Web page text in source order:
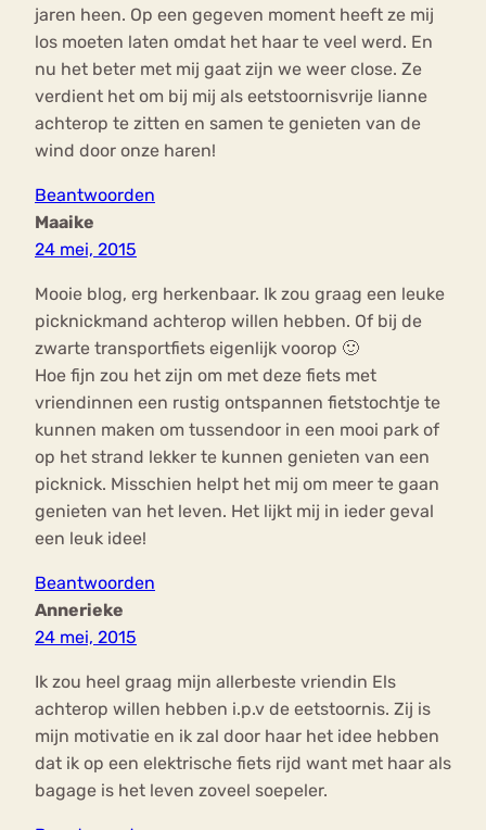
jaren heen. Op een gegeven moment heeft ze mij
los moeten laten omdat het haar te veel werd. En
nu het beter met mij gaat zijn we weer close. Ze
verdient het om bij mij als eetstoornisvrije lianne
achterop te zitten en samen te genieten van de
wind door onze haren!
Beantwoorden
Maaike
24 mei, 2015
Mooie blog, erg herkenbaar. Ik zou graag een leuke
picknickmand achterop willen hebben. Of bij de
zwarte transportfiets eigenlijk voorop 🙂
Hoe fijn zou het zijn om met deze fiets met
vriendinnen een rustig ontspannen fietstochtje te
kunnen maken om tussendoor in een mooi park of
op het strand lekker te kunnen genieten van een
picknick. Misschien helpt het mij om meer te gaan
genieten van het leven. Het lijkt mij in ieder geval
een leuk idee!
Beantwoorden
Annerieke
24 mei, 2015
Ik zou heel graag mijn allerbeste vriendin Els
achterop willen hebben i.p.v de eetstoornis. Zij is
mijn motivatie en ik zal door haar het idee hebben
dat ik op een elektrische fiets rijd want met haar als
bagage is het leven zoveel soepeler.